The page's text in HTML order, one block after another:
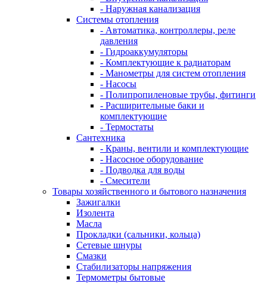
- Наружная канализация
Системы отопления
- Автоматика, контроллеры, реле
давления
- Гидроаккумуляторы
- Комплектующие к радиаторам
- Манометры для систем отопления
- Насосы
- Полипропиленовые трубы, фитинги
- Расширительные баки и
комплектующие
- Термостаты
Сантехника
- Краны, вентили и комплектующие
- Насосное оборудование
- Подводка для воды
- Смесители
Товары хозяйственного и бытового назначения
Зажигалки
Изолента
Масла
Прокладки (сальники, кольца)
Сетевые шнуры
Смазки
Стабилизаторы напряжения
Термометры бытовые